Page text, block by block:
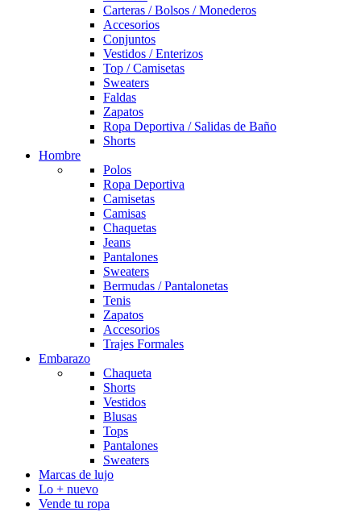
Carteras / Bolsos / Monederos
Accesorios
Conjuntos
Vestidos / Enterizos
Top / Camisetas
Sweaters
Faldas
Zapatos
Ropa Deportiva / Salidas de Baño
Shorts
Hombre
Polos
Ropa Deportiva
Camisetas
Camisas
Chaquetas
Jeans
Pantalones
Sweaters
Bermudas / Pantalonetas
Tenis
Zapatos
Accesorios
Trajes Formales
Embarazo
Chaqueta
Shorts
Vestidos
Blusas
Tops
Pantalones
Sweaters
Marcas de lujo
Lo + nuevo
Vende tu ropa